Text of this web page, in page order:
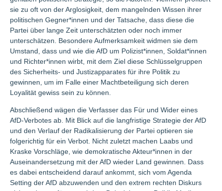
sie zu oft von der Arglosigkeit, dem mangelnden Wissen ihrer
politischen Gegner*innen und der Tatsache, dass diese die
Partei über lange Zeit unterschätzten oder noch immer
unterschätzen. Besondere Aufmerksamkeit widmen sie dem
Umstand, dass und wie die AfD um Polizist*innen, Soldat*innen
und Richter*innen wirbt, mit dem Ziel diese Schlüsselgruppen
des Sicherheits- und Justizapparates für ihre Politik zu
gewinnen, um im Falle einer Machtbeteiligung sich deren
Loyalität gewiss sein zu können.
Abschließend wägen die Verfasser das Für und Wider eines
AfD-Verbotes ab. Mit Blick auf die langfristige Strategie der AfD
und den Verlauf der Radikalisierung der Partei optieren sie
folgerichtig für ein Verbot. Nicht zuletzt machen Laabs und
Kraske Vorschläge, wie demokratische Akteur*innen in der
Auseinandersetzung mit der AfD wieder Land gewinnen. Dass
es dabei entscheidend darauf ankommt, sich vom Agenda
Setting der AfD abzuwenden und den extrem rechten Diskurs